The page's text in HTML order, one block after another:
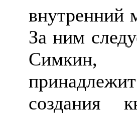
внутренний
За ним
Симкин,
создания